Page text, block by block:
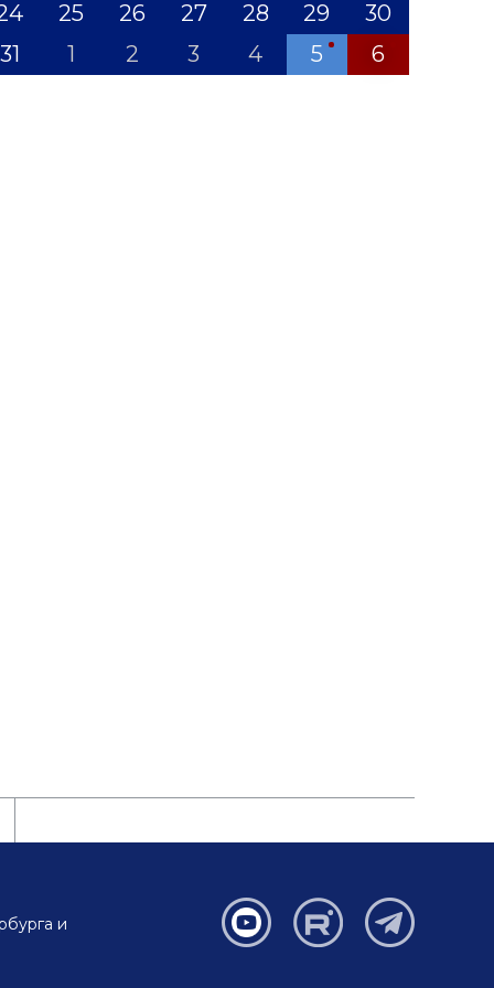
25 26 27 28 29
30
31
1 2 3 4 5 6
и